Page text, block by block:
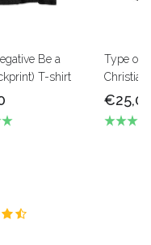
Be a
T-shirt
Type o